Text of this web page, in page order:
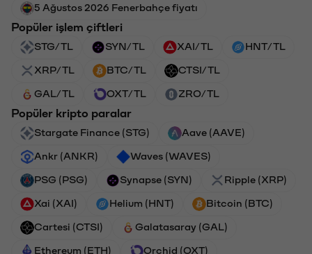
5 Ağustos 2026 Fenerbahçe fiyatı
Popüler işlem çiftleri
STG/TL SYN/TL XAI/TL HNT/TL
XRP/TL BTC/TL CTSI/TL
GAL/TL OXT/TL ZRO/TL
Popüler kripto paralar
Stargate Finance (STG) Aave (AAVE)
Ankr (ANKR) Waves (WAVES)
PSG (PSG) Synapse (SYN) Ripple (XRP)
Xai (XAI) Helium (HNT) Bitcoin (BTC)
Cartesi (CTSI) Galatasaray (GAL)
Ethereum (ETH) Orchid (OXT)